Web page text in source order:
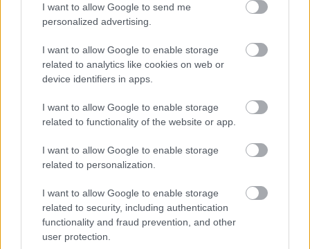
I want to allow Google to send me
personalized advertising.
I want to allow Google to enable storage
related to analytics like cookies on web or
device identifiers in apps.
I want to allow Google to enable storage
related to functionality of the website or app.
I want to allow Google to enable storage
related to personalization.
I want to allow Google to enable storage
related to security, including authentication
functionality and fraud prevention, and other
user protection.
Integraation hinta 99-129
€/kk
Peruskäyttöönotto alk.600 €.
Procountor-APIn hintaan voit
tutustuatäällä.
Hintaan ei sisälly Acuten kustannuksia.